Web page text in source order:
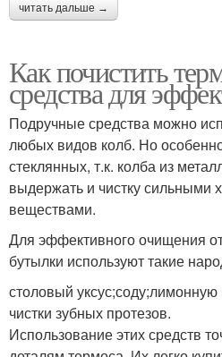
читать дальше →
Как почистить
средства для
Подручные средства можно
любых видов колб. Но
стеклянных, т.к. колба из
выдержать и чистку сильными
веществами.
Для эффективного очищения
бутылки используют такие
столовый уксус;соду;лимонную
чистки зубных протезов.
Использование этих средств